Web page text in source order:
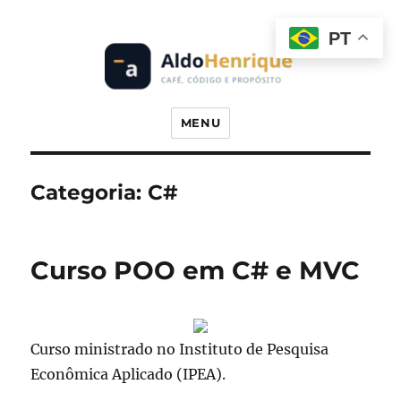
Prof. Dr. Aldo Henrique
MENU
Categoria: C#
Curso POO em C# e MVC
Curso ministrado no Instituto de Pesquisa
Econômica Aplicado (IPEA).
PT